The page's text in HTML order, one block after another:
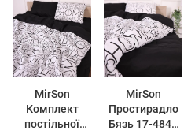
MirSon
Комплект
постільної
MirSon
Простирадло
Бязь 17-4848